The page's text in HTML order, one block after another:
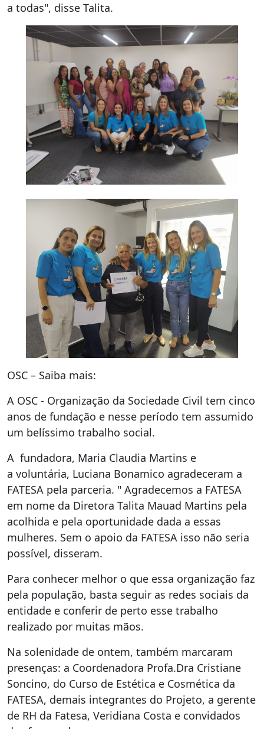
a todas", disse Talita.
OSC – Saiba mais:
A OSC - Organização da Sociedade Civil tem cinco
anos de fundação e nesse período tem assumido
um belíssimo trabalho social.
A fundadora, Maria Claudia Martins e
a voluntária, Luciana Bonamico agradeceram a
FATESA pela parceria. " Agradecemos a FATESA
em nome da Diretora Talita Mauad Martins pela
acolhida e pela oportunidade dada a essas
mulheres. Sem o apoio da FATESA isso não seria
possível, disseram.
Para conhecer melhor o que essa organização faz
pela população, basta seguir as redes sociais da
entidade e conferir de perto esse trabalho
realizado por muitas mãos.
Na solenidade de ontem, também marcaram
presenças: a Coordenadora Profa.Dra Cristiane
Soncino, do Curso de Estética e Cosmética da
FATESA, demais integrantes do Projeto, a gerente
de RH da Fatesa, Veridiana Costa e convidados